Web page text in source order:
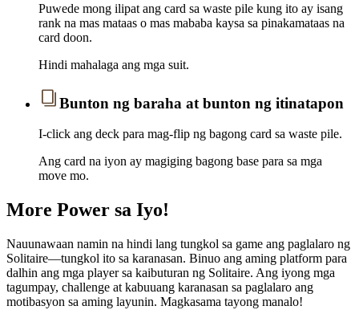
Puwede mong ilipat ang card sa waste pile kung ito ay isang
rank na mas mataas o mas mababa kaysa sa pinakamataas na
card doon.
Hindi mahalaga ang mga suit.
Bunton ng baraha at bunton ng itinatapon
I-click ang deck para mag-flip ng bagong card sa waste pile.
Ang card na iyon ay magiging bagong base para sa mga
move mo.
More Power sa Iyo!
Nauunawaan namin na hindi lang tungkol sa game ang paglalaro ng
Solitaire—tungkol ito sa karanasan. Binuo ang aming platform para
dalhin ang mga player sa kaibuturan ng Solitaire. Ang iyong mga
tagumpay, challenge at kabuuang karanasan sa paglalaro ang
motibasyon sa aming layunin. Magkasama tayong manalo!